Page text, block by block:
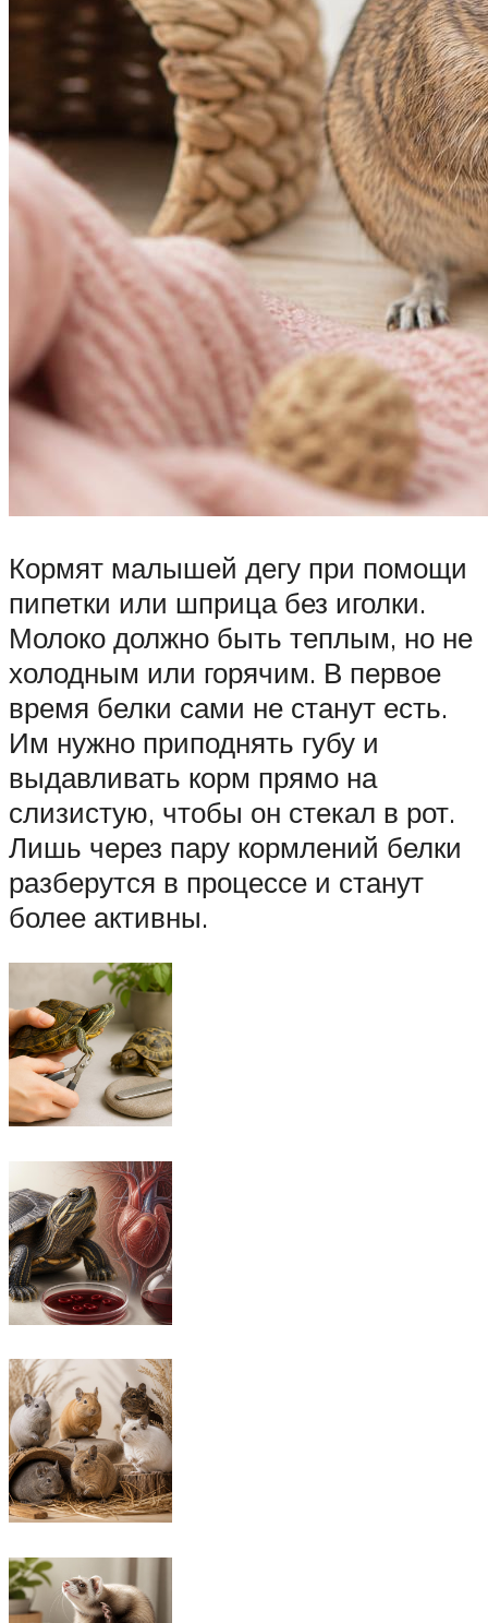
Кормят малышей дегу при помощи
пипетки или шприца без иголки.
Молоко должно быть теплым, но не
холодным или горячим. В первое
время белки сами не станут есть.
Им нужно приподнять губу и
выдавливать корм прямо на
слизистую, чтобы он стекал в рот.
Лишь через пару кормлений белки
разберутся в процессе и станут
более активны.